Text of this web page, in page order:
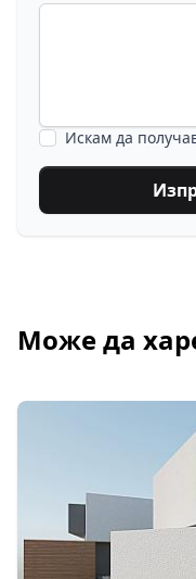
Искам да
Може да